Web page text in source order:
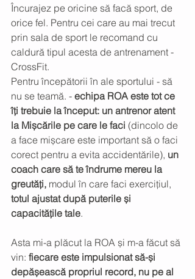
Încurajez pe oricine să facă sport, de
orice fel. Pentru cei care au mai trecut
prin sala de sport le recomand cu
caldură tipul acesta de antrenament -
CrossFit.
Pentru începătorii în ale sportului - să
nu se teamă. - echipa ROA este tot ce
îți trebuie la început: un antrenor atent
la Mișcările pe care le faci (dincolo de
a face mișcare este important să o faci
corect pentru a evita accidentările), un
coach care să te îndrume mereu la
greutăți, modul în care faci exercițiul,
totul ajustat după puterile și
capacitățile tale.
Asta mi-a plăcut la ROA și m-a făcut să
vin: fiecare este impulsionat să-și
depășească propriul record, nu pe al